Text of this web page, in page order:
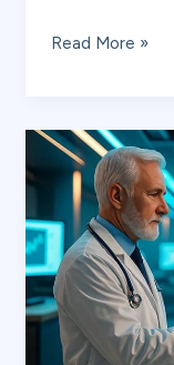
药
究
开
启
健
新
时
代
Read More »
尊
时
关
注
医
学